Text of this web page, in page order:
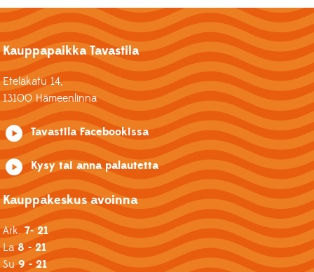
Kauppapaikka Tavastila
Eteläkatu 14,
13100 Hämeenlinna
Tavastila Facebookissa
Kysy tai anna palautetta
Kauppakeskus avoinna
Ark.7- 21
La8 - 21
Su9 - 21